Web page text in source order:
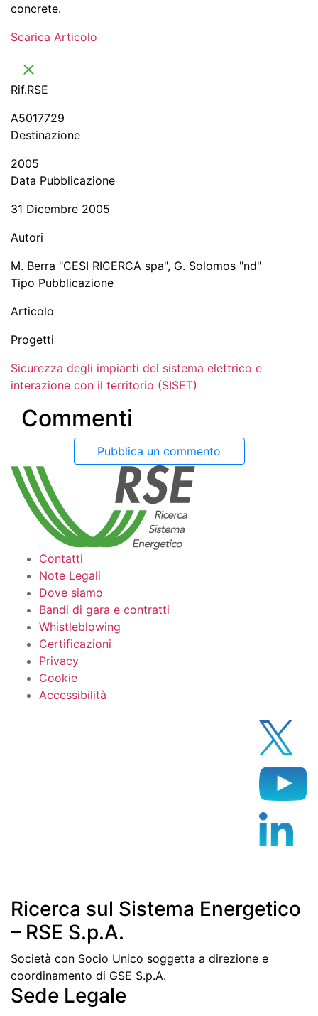
concrete.
Scarica Articolo
Rif.RSE​
A5017729
Destinazione​
2005
Data Pubblicazione
31 Dicembre 2005
Autori​
M. Berra "CESI RICERCA spa", G. Solomos "nd"
Tipo Pubblicazione
Articolo
Progetti
Sicurezza degli impianti del sistema elettrico e
interazione con il territorio (SISET)
Commenti
Pubblica un commento
Contatti
Note Legali
Dove siamo
Bandi di gara e contratti
Whistleblowing
Certificazioni
Privacy
Cookie
Accessibilità
Ricerca sul Sistema Energetico
– RSE S.p.A.
Società con Socio Unico soggetta a direzione e
coordinamento di GSE S.p.A.
Sede Legale